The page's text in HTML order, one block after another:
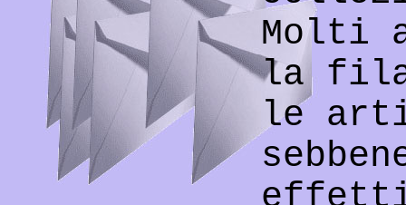
Molti
la
le